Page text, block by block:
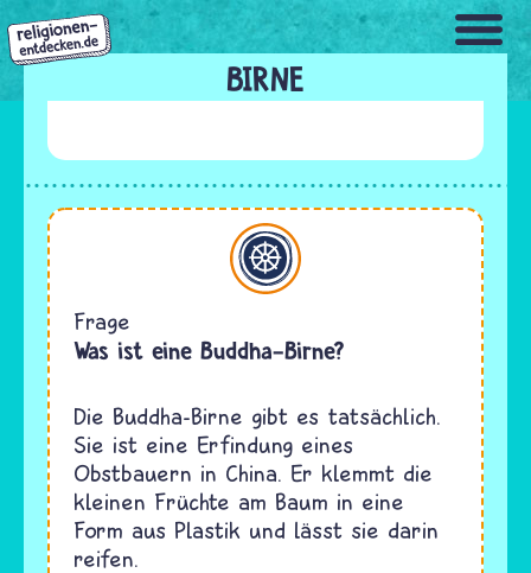
Direkt
zum
Inhalt
BIRNE
Buddhismus
Frage
Was ist eine Buddha-Birne?
Die Buddha-Birne gibt es tatsächlich.
Sie ist eine Erfindung eines
Obstbauern in China. Er klemmt die
kleinen Früchte am Baum in eine
Form aus Plastik und lässt sie darin
reifen.